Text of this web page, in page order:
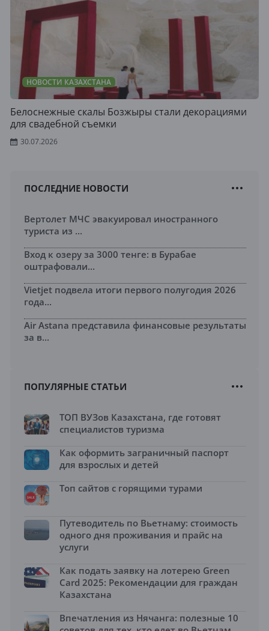
НОВОСТИ КАЗАХСТАНА
Белоснежные скалы Бозжыры стали декорациями
для свадебной съемки
30.07.2026
ПОСЛЕДНИЕ НОВОСТИ
Вертолет МЧС эвакуировал иностранного
туриста из ...
Вход к озеру за 3000 тенге: в Бурабае
оштрафовали...
Vietjet подвела итоги первого полугодия 2026
года...
Air Astana представила финансовые результаты
за в...
ПОПУЛЯРНЫЕ СТАТЬИ
ТОП ВУЗов Казахстана, где готовят
специалистов туризма
Как оформить заграничный паспорт
для взрослых и детей
Топ сайтов с горящими турами
Путеводитель по Вьетнаму: стоимость
одного дня проживания и прайс на
услуги
Как подать заявку на лотерею Green
Card 2025: Рекомендации для граждан
Казахстана
Впечатления из Нячанга: полезные 10